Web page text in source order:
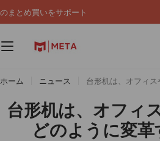
ン
ン
ツ
ス
まとめ買いをサポート
ホーム ニュース
台形机は、オフィ
どのように変革